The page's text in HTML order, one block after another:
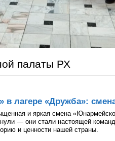
палаты РХ
в лагере «Дружба»:
и яркая смена
— они стали настоящей
и ценности нашей страны.